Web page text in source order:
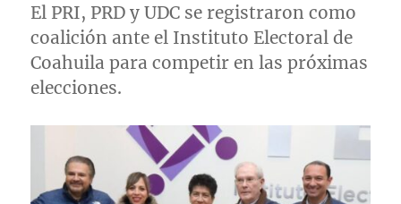
El PRI, PRD y UDC se registraron como
coalición ante el Instituto Electoral de
Coahuila para competir en las próximas
elecciones.